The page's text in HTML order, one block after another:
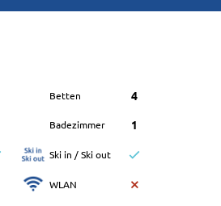
Betten 4
Badezimmer 1
Ski in / Ski out
WLAN